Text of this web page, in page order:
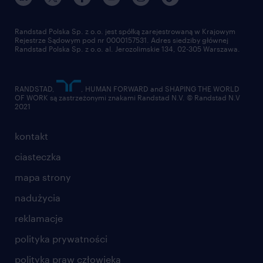
dla dostawców
pracuj w randstad
złóż CV
kontakt
ciasteczka
mapa strony
nadużycia
reklamacje
polityka prywatności
polityka praw człowieka
Randstad Polska Sp. z o.o. jest spółką zarejestrowaną w Krajowym
Rejestrze Sądowym pod nr 0000157531. Adres siedziby głównej
Randstad Polska Sp. z o.o. al. Jerozolimskie 134, 02-305 Warszawa.
RANDSTAD,
, HUMAN FORWARD and SHAPING THE WORLD
OF WORK są zastrzeżonymi znakami Randstad N.V. © Randstad N.V
2021